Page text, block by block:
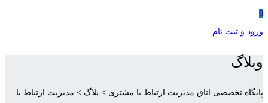
0
ورود و ثبت نام
وبلاگ
پایگاه تخصصی اتاق مدیریت ارتباط با مشتری > بلاگ > مدیریت ارتباط با